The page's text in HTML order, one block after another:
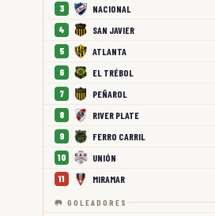
3 NACIONAL
4 SAN JAVIER
5 ATLANTA
6 EL TRÉBOL
7 PEÑAROL
8 RIVER PLATE
9 FERRO CARRIL
10 UNIÓN
11 MIRAMAR
🥅 GOLEADORES